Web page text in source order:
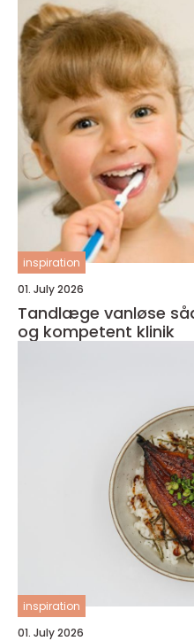
inspiration
01. July 2026
Tandlæge vanløse sådan finder du en tryg
og kompetent klinik
inspiration
01. July 2026